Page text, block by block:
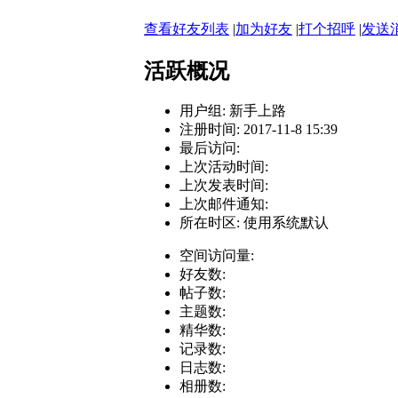
查看好友列表 |加为好友 |打个招呼 |发送
活跃概况
用户组: 新手上路
注册时间: 2017-11-8 15:39
最后访问:
上次活动时间:
上次发表时间:
上次邮件通知:
所在时区: 使用系统默认
空间访问量:
好友数:
帖子数:
主题数:
精华数:
记录数:
日志数:
相册数: